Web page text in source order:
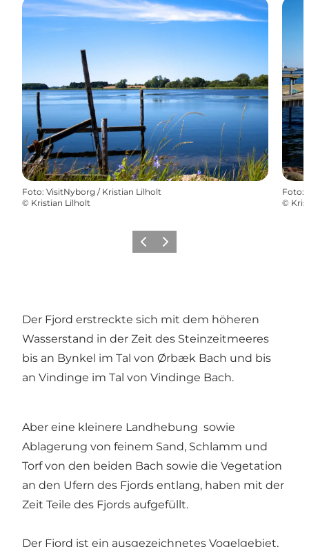
Foto: VisitNyborg / Kristian Lilholt
© Kristian Lilholt
Foto:
©
ZurückWeiter
Der Fjord erstreckte sich mit dem höheren
Wasserstand in der Zeit des Steinzeitmeeres
bis an Bynkel im Tal von Ørbæk Bach und bis
an Vindinge im Tal von Vindinge Bach.
Aber eine kleinere Landhebung sowie
Ablagerung von feinem Sand, Schlamm und
Torf von den beiden Bach sowie die Vegetation
an den Ufern des Fjords entlang, haben mit der
Zeit Teile des Fjords aufgefüllt.
Der Fjord ist ein ausgezeichnetes Vogelgebiet,